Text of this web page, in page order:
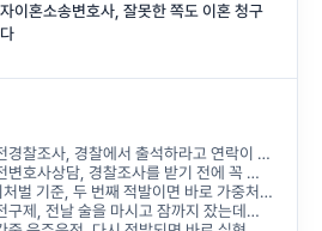
이혼소송변호사, 잘못한 쪽도 이혼 청구
에서 출석하라고 연락이 왔는데 무엇부터 준비해야 하나요?
상담, 경찰조사를 받기 전에 꼭 받아야 하나요?
기준, 두 번째 적발이면 바로 가중처벌되나요?
을 마시고 잠까지 잤는데도 음주운전으로 처벌되나요?